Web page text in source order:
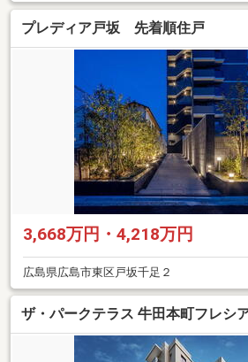
プレディア戸坂 先着順住戸
3,668万円・4,218万円
広島県広島市東区戸坂千足２
ザ・パークテラス 牛田本町フレ